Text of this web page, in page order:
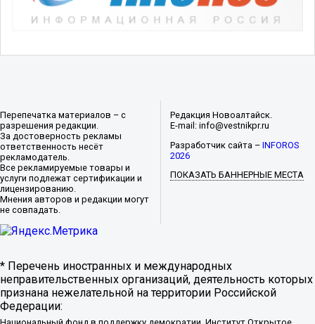
Перепечатка материалов – с
разрешения редакции.
За достоверность рекламы
ответственность несёт
рекламодатель.
Все рекламируемые товары и
услуги подлежат сертификации и
лицензированию.
Мнения авторов и редакции могут
не совпадать.
Редакция Новоалтайск.
E-mail: info@vestnikpr.ru
Разработчик сайта –INFOROS
2026
ПОКАЗАТЬ БАННЕРНЫЕ МЕСТА
* Перечень иностранных и международных
неправительственных организаций, деятельность которых
признана нежелательной на территории Российской
Федерации: